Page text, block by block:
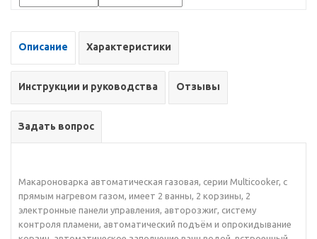
Описание Характеристики
Инструкции и руководства Отзывы
Задать вопрос
Макароноварка автоматическая газовая, серии Multicooker, с
прямым нагревом газом, имеет 2 ванны, 2 корзины, 2
электронные панели управления, авторозжиг, систему
контроля пламени, автоматический подъём и опрокидывание